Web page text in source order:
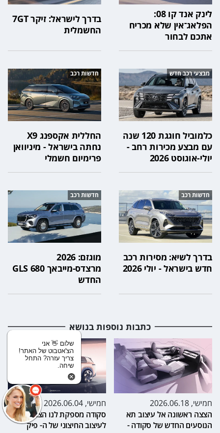
לינק אנד קו 08:
הפלאג־אין שלא מכריח
אתכם לבחור
בדרך לישראל: זיקר 7GT
החשמלית
מבצעי רכב חדש
כלמוביל חוגגת 120 שנה
עם מבצע מכירות רחב -
יולי-אוגוסט 2026
חדשות רכב
החללית אקספנג X9
נחתה בישראל - מיניוואן
פרימיום חשמלי
חדשות רכב
בדרך לשיא: מסירות רכב
חדש בישראל - יולי 2026
חדשות רכב
מוגזם: 2026
מרצדס-מייבאך GLS 680
החדש
כתבות נוספות בנושא
חמישי, 2026.06.18
הצצה ראשונה אל עיצוב תא
הנוסעים החדש של סקודה -
חמישי, 2026.06.04
סקודה מספקת לנו הצצה
לעיצוב החיצוני של ה- פיק
שלום 👋 אני
הצ'אטבוט של האתר!
צריך עזרה? התחל
שיחה.